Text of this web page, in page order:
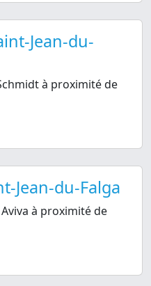
Jean-du-
à proximité de
Jean-du-Falga
à proximité de